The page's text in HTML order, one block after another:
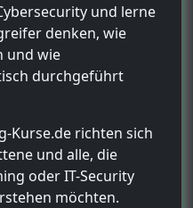
und lerne
denken, wie
und wie
durchgeführt
Kurse.de richten sich
und alle, die
oder IT-Security
möchten.